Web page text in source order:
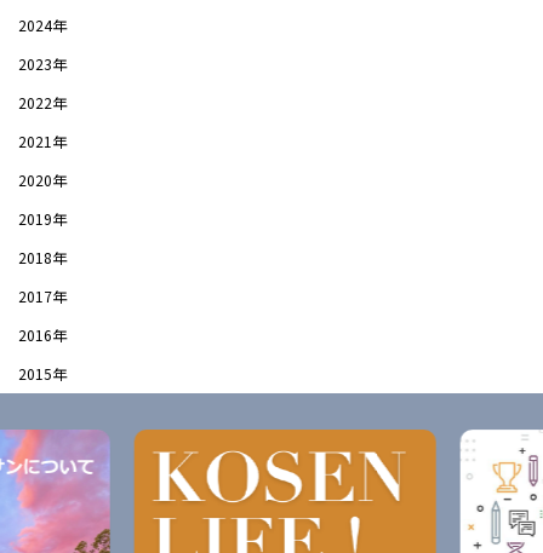
2024年
2023年
2022年
2021年
2020年
2019年
2018年
2017年
2016年
2015年